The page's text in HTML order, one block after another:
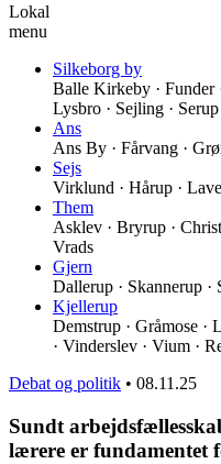
Lokal
menu
Silkeborg by
Balle Kirkeby · Funder
Lysbro · Sejling · Serup
Ans
Ans By · Fårvang ·
Sejs
Virklund · Hårup ·
Them
Asklev · Bryrup ·
Vrads
Gjern
Dallerup · Skannerup ·
Kjellerup
Demstrup · Gråmose ·
· Vinderslev · Vium ·
Debat og politik • 08.11.25
Sundt
lærere er fundamentet